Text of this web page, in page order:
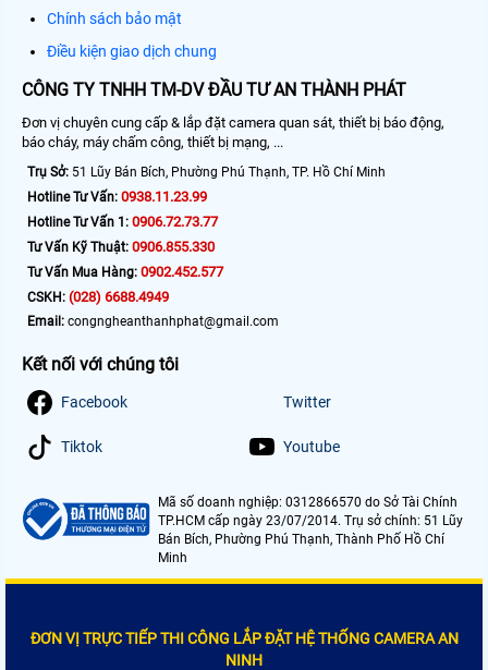
Chính sách bảo mật
Điều kiện giao dịch chung
CÔNG TY TNHH TM-DV ĐẦU TƯ AN THÀNH PHÁT
Đơn vị chuyên cung cấp & lắp đặt camera quan sát, thiết bị báo động,
báo cháy, máy chấm công, thiết bị mạng, ...
Trụ Sở: 51 Lũy Bán Bích, Phường Phú Thạnh, TP. Hồ Chí Minh
Hotline Tư Vấn: 0938.11.23.99
Hotline Tư Vấn 1: 0906.72.73.77
Tư Vấn Kỹ Thuật: 0906.855.330
Tư Vấn Mua Hàng: 0902.452.577
CSKH: (028) 6688.4949
Email: congngheanthanhphat@gmail.com
Kết nối với chúng tôi
Facebook Twitter
Tiktok Youtube
Mã số doanh nghiệp: 0312866570 do Sở Tài Chính
TP.HCM cấp ngày 23/07/2014. Trụ sở chính: 51 Lũy
Bán Bích, Phường Phú Thạnh, Thành Phố Hồ Chí
Minh
ĐƠN VỊ TRỰC TIẾP THI CÔNG LẮP ĐẶT HỆ THỐNG CAMERA AN
NINH